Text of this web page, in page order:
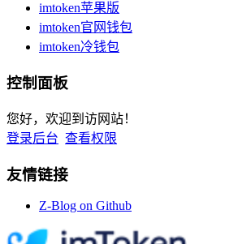
imtoken苹果版
imtoken官网钱包
imtoken冷钱包
控制面板
您好，欢迎到访网站！
登录后台 查看权限
友情链接
Z-Blog on Github